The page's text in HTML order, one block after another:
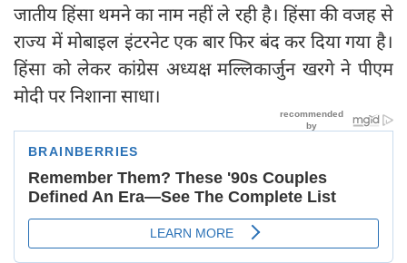
जातीय हिंसा थमने का नाम नहीं ले रही है। हिंसा की वजह से
राज्य में मोबाइल इंटरनेट एक बार फिर बंद कर दिया गया है।
हिंसा को लेकर कांग्रेस अध्यक्ष मल्लिकार्जुन खरगे ने पीएम
मोदी पर निशाना साधा।